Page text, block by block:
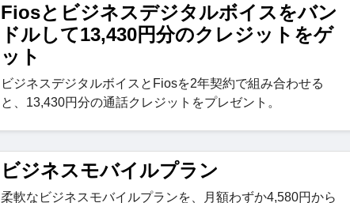
Fiosとビジネスデジタルボイスをバン
ドルして13,430円分のクレジットをゲ
ット
ビジネスデジタルボイスとFiosを2年契約で組み合わせる
と、13,430円分の通話クレジットをプレゼント。
ビジネスモバイルプラン
柔軟なビジネスモバイルプランを、月額わずか4,580円から